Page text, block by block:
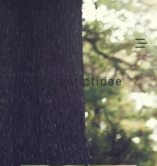
Platystictidae
Abdomen slender
Wing narrow and short
Wing “petiole” long
Weak fliers